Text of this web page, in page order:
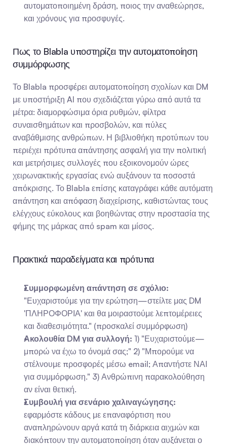
αυτοματοποιημένη δράση, ποιος την αναθεώρησε,
και χρόνους για προσφυγές.
Πως το Blabla υποστηρίζει την αυτοματοποίηση
συμμόρφωσης
Το Blabla προσφέρει αυτοματοποίηση σχολίων και DM
με υποστήριξη AI που σχεδιάζεται γύρω από αυτά τα
μέτρα: διαμορφώσιμα όρια ρυθμών, φίλτρα
συναισθημάτων και προσβολών, και πύλες
αναβάθμισης ανθρώπων. Η βιβλιοθήκη προτύπων του
περιέχει πρότυπα απάντησης ασφαλή για την πολιτική
και μετρήσιμες συλλογές που εξοικονομούν ώρες
χειρωνακτικής εργασίας ενώ αυξάνουν τα ποσοστά
απόκρισης. Το Blabla επίσης καταγράφει κάθε αυτόματη
απάντηση και απόφαση διαχείρισης, καθιστώντας τους
ελέγχους εύκολους και βοηθώντας στην προστασία της
φήμης της μάρκας από spam και μίσος.
Πρακτικά παραδείγματα και πρότυπα
Συμμορφωμένη απάντηση σε σχόλιο:
"Ευχαριστούμε για την ερώτηση—στείλτε μας DM
'ΠΛΗΡΟΦΟΡΙΑ' και θα μοιραστούμε λεπτομέρειες
και διαθεσιμότητα." (προσκαλεί συμμόρφωση)
Ακολουθία DM για συλλογή: 1) "Ευχαριστούμε—
μπορώ να έχω το όνομά σας;" 2) "Μπορούμε να
στέλνουμε προσφορές μέσω email; Απαντήστε ΝΑΙ
για συμμόρφωση." 3) Ανθρώπινη παρακολούθηση
αν είναι θετική.
Συμβουλή για σενάριο χαλιναγώγησης:
εφαρμόστε κάδους με επαναφόρτιση που
αναπληρώνουν αργά κατά τη διάρκεια αιχμών και
διακόπτουν την αυτοματοποίηση όταν αυξάνεται ο